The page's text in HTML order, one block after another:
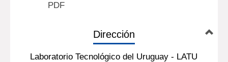
PDF
Dirección
Laboratorio Tecnológico del Uruguay - LATU